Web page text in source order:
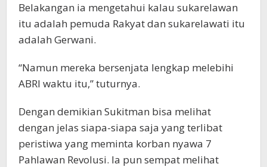
Belakangan ia mengetahui kalau sukarelawan
itu adalah pemuda Rakyat dan sukarelawati itu
adalah Gerwani.
“Namun mereka bersenjata lengkap melebihi
ABRI waktu itu,” tuturnya.
Dengan demikian Sukitman bisa melihat
dengan jelas siapa-siapa saja yang terlibat
peristiwa yang meminta korban nyawa 7
Pahlawan Revolusi. Ia pun sempat melihat